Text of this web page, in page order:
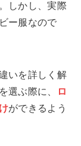
しかし、実際
ー服なので
いを詳しく解
選ぶ際に、
ロ
ができるよう